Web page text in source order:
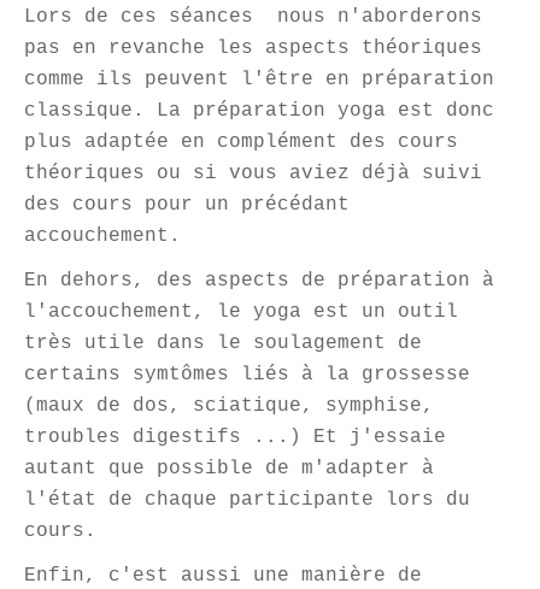
Lors de ces séances nous n'aborderons
pas en revanche les aspects théoriques
comme ils peuvent l'être en préparation
classique. La préparation yoga est donc
plus adaptée en complément des cours
théoriques ou si vous aviez déjà suivi
des cours pour un précédant
accouchement.
En dehors, des aspects de préparation à
l'accouchement, le yoga est un outil
très utile dans le soulagement de
certains symtômes liés à la grossesse
(maux de dos, sciatique, symphise,
troubles digestifs ...) Et j'essaie
autant que possible de m'adapter à
l'état de chaque participante lors du
cours.
Enfin, c'est aussi une manière de